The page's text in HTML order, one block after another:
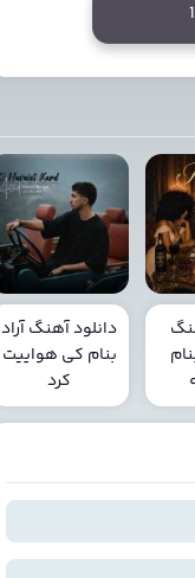
دانلود آهنگ آراد
بنام کی هواییت
کرد